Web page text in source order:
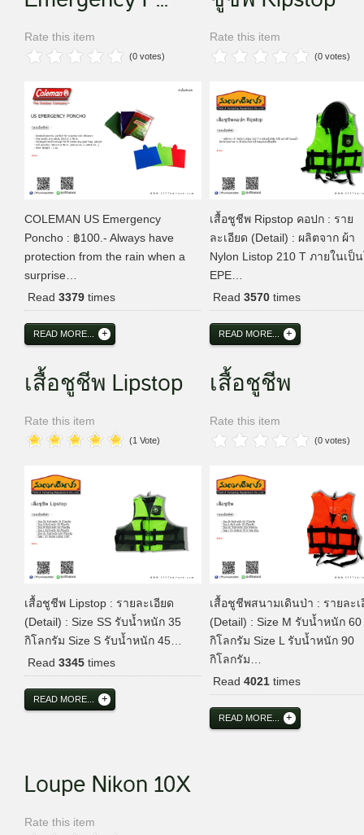
Rate this item
(0 votes)
COLEMAN US Emergency
Poncho : ฿100.- Always have
protection from the rain when a
surprise…
Read 3379 times
READ MORE...
Rate this item
(0 votes)
เสื้อชูชีพ Ripstop คอปก : ราย
ละเอียด (Detail) : ผลิตจาก ผ้า
Nylon Listop 210 T ภายในเป็
EPE…
Read 3570times
READ MORE...
เสื้อชูชีพ Lipstop
Rate this item
(1 Vote)
เสื้อชูชีพ Lipstop : รายละเอียด
(Detail) : Size SS รับน้ำหนัก 35
กิโลกรัม Size S รับน้ำหนัก 45…
Read 3345 times
READ MORE...
เสื้อชูชีพ
Rate this item
(0 votes)
เสื้อชูชีพสนามเดินป่า : รายละเ
(Detail) : Size M รับน้ำหนัก 60
กิโลกรัม Size L รับน้ำหนัก 90
กิโลกรัม…
Read 4021times
READ MORE...
Loupe Nikon 10X
Rate this item